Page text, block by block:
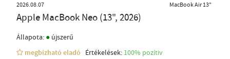
2026.08.07 MacBook Air 13"
Apple MacBook Neo (13", 2026)
Állapota: ● újszerű
megbízható eladó
Értékelések: 100% pozítiv